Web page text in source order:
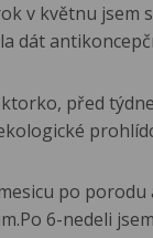
v květnu jsem
dát
před
po porodu
6-nedeli